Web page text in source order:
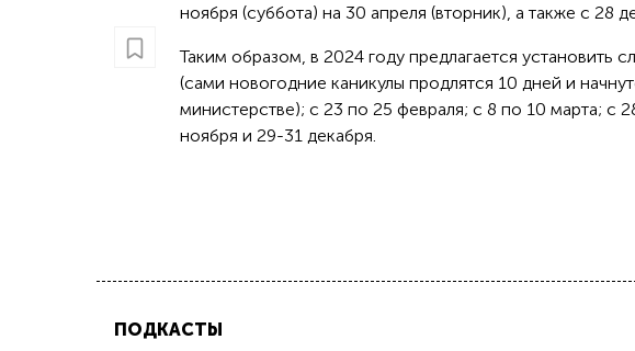
ноября (суббота) на 30 апреля (вторник), а также с 28
Таким образом, в 2024 году предлагается установить
(сами новогодние каникулы продлятся 10 дней и
министерстве); с 23 по 25 февраля; с 8 по 10 марта; с
ноября и 29-31 декабря.
ПОДКАСТЫ